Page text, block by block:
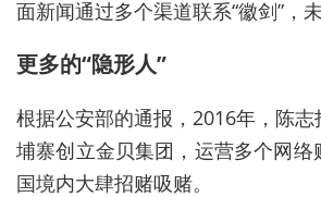
面新闻通过多个渠道联系“徽剑”，未
更多的“隐形人”
根据公安部的通报，2016年，陈
埔寨创立金贝集团，运营多个网络
国境内大肆招赌吸赌。